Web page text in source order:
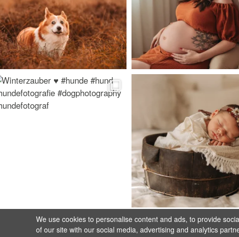
We use cookies to personalise content and ads, to provide
of our site with our social media, advertising and analytics